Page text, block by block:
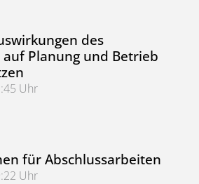
des
Planung und Betrieb
Uhr
des Klimawandels auf
für Abschlussarbeiten
Uhr